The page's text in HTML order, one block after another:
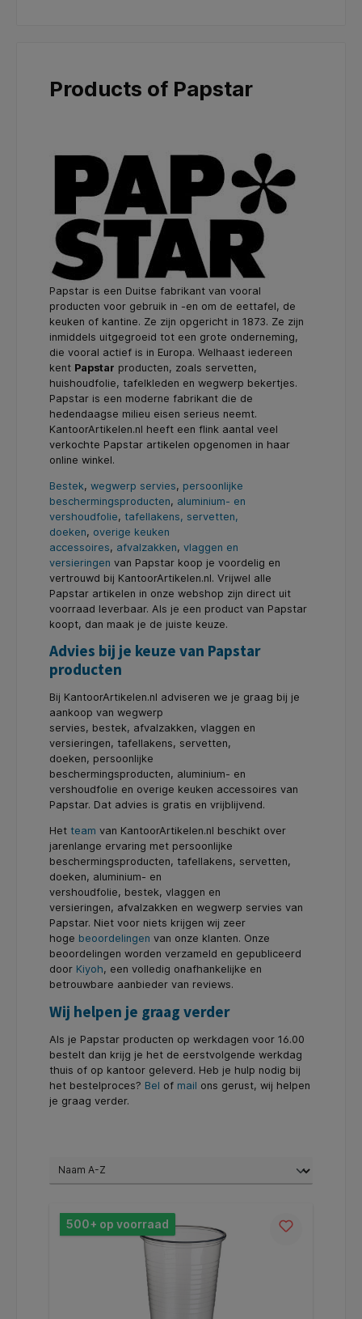
Products of Papstar
Papstar is een Duitse fabrikant van vooral
producten voor gebruik in -en om de eettafel, de
keuken of kantine. Ze zijn opgericht in 1873. Ze zijn
inmiddels uitgegroeid tot een grote onderneming,
die vooral actief is in Europa. Welhaast iedereen
kent Papstar producten, zoals servetten,
huishoudfolie, tafelkleden en wegwerp bekertjes.
Papstar is een moderne fabrikant die de
hedendaagse milieu eisen serieus neemt.
KantoorArtikelen.nl heeft een flink aantal veel
verkochte Papstar artikelen opgenomen in haar
online winkel.
Bestek, wegwerp servies, persoonlijke
beschermingsproducten, aluminium- en
vershoudfolie, tafellakens, servetten,
doeken, overige keuken
accessoires, afvalzakken, vlaggen en
versieringen van Papstar koop je voordelig en
vertrouwd bij KantoorArtikelen.nl. Vrijwel alle
Papstar artikelen in onze webshop zijn direct uit
voorraad leverbaar. Als je een product van Papstar
koopt, dan maak je de juiste keuze.
Advies bij je keuze van Papstar
producten
Bij KantoorArtikelen.nl adviseren we je graag bij je
aankoop van wegwerp
servies, bestek, afvalzakken, vlaggen en
versieringen, tafellakens, servetten,
doeken, persoonlijke
beschermingsproducten, aluminium- en
vershoudfolie en overige keuken accessoires van
Papstar. Dat advies is gratis en vrijblijvend.
Het team van KantoorArtikelen.nl beschikt over
jarenlange ervaring met persoonlijke
beschermingsproducten, tafellakens, servetten,
doeken, aluminium- en
vershoudfolie, bestek, vlaggen en
versieringen, afvalzakken en wegwerp servies van
Papstar. Niet voor niets krijgen wij zeer
hoge beoordelingen van onze klanten. Onze
beoordelingen worden verzameld en gepubliceerd
door Kiyoh, een volledig onafhankelijke en
betrouwbare aanbieder van reviews.
Wij helpen je graag verder
Als je Papstar producten op werkdagen voor 16.00
bestelt dan krijg je het de eerstvolgende werkdag
thuis of op kantoor geleverd. Heb je hulp nodig bij
het bestelproces? Bel of mail ons gerust, wij helpen
je graag verder.
500+ op voorraad